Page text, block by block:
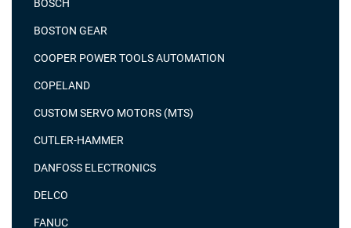
BOSCH
BOSTON GEAR
COOPER POWER TOOLS AUTOMATION
COPELAND
CUSTOM SERVO MOTORS (MTS)
CUTLER-HAMMER
DANFOSS ELECTRONICS
DELCO
FANUC